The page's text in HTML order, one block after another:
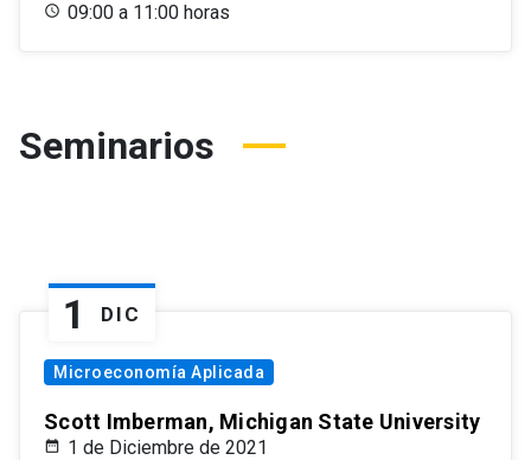
09:00 a 11:00 horas
Seminarios
1 DIC
Microeconomía Aplicada
Scott Imberman, Michigan State University
1 de Diciembre de 2021